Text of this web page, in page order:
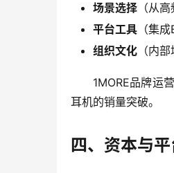
场景选择 （从
平台工具 （集
组织文化 （内
1MORE品牌运
耳机的销量突破。
四、资本与